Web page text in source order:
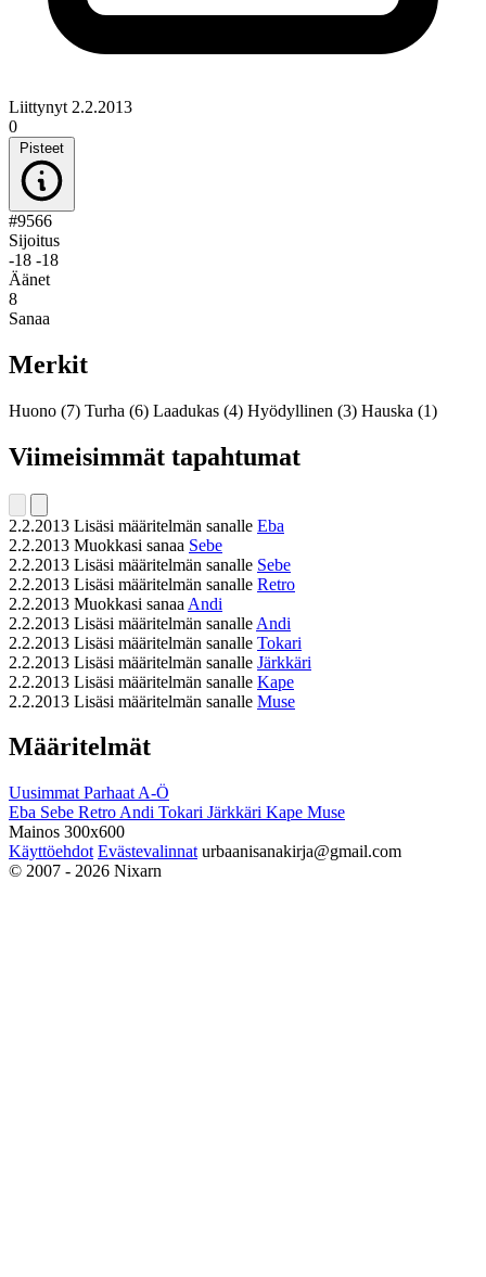
Liittynyt 2.2.2013
0
Pisteet
#9566
Sijoitus
-18 -18
Äänet
8
Sanaa
Merkit
Huono (7) Turha (6) Laadukas (4) Hyödyllinen (3) Hauska (1)
Viimeisimmät tapahtumat
2.2.2013 Lisäsi määritelmän sanalle Eba
2.2.2013 Muokkasi sanaa Sebe
2.2.2013 Lisäsi määritelmän sanalle Sebe
2.2.2013 Lisäsi määritelmän sanalle Retro
2.2.2013 Muokkasi sanaa Andi
2.2.2013 Lisäsi määritelmän sanalle Andi
2.2.2013 Lisäsi määritelmän sanalle Tokari
2.2.2013 Lisäsi määritelmän sanalle Järkkäri
2.2.2013 Lisäsi määritelmän sanalle Kape
2.2.2013 Lisäsi määritelmän sanalle Muse
Määritelmät
Uusimmat Parhaat A-Ö
Eba Sebe Retro Andi Tokari Järkkäri Kape Muse
Mainos 300x600
Käyttöehdot Evästevalinnat urbaanisanakirja@gmail.com
© 2007 - 2026 Nixarn